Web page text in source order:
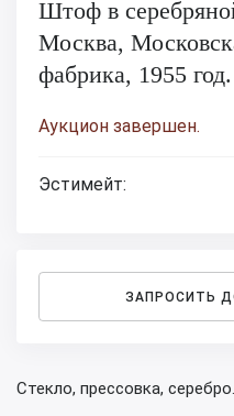
Штоф в
Москва,
фабрика, 1955 год.
Аукцион завершен.
Эстимейт:
ЗАПРОСИТЬ
Стекло, прессовка, серебро.